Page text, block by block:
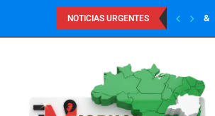
NOTICIAS URGENTES &